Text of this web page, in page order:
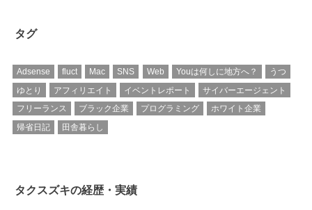
タグ
Adsense fluct Mac SNS Web Youは何しに地方へ？
うつ
ゆとり
アフィリエイト イベントレポート
サイバーエージェント
フリーランス
ブラック企業 プログラミング
ホワイト企業
帰省日記
田舎暮らし
タクスズキの経歴・実績